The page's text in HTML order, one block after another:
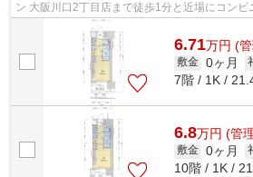
ン 大阪川口2丁目店まで徒歩1分と近場にコン
部には敷地内ごみ置き場・エレベータ...
6.71万円 (
敷金 0ヶ月
7階 / 1K /
6.8万円 (管
敷金 0ヶ月
10階 / 1K /